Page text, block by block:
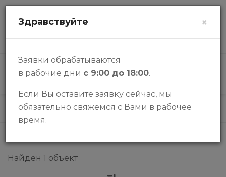
КАТАЛОГ
Каталог
Найден 1 объект
×
Здравствуйте
Заявки обрабатываются
в рабочие дни с 9:00 до 18:00.
Если Вы оставите заявку сейчас, мы
обязательно свяжемся с Вами в рабочее
время.